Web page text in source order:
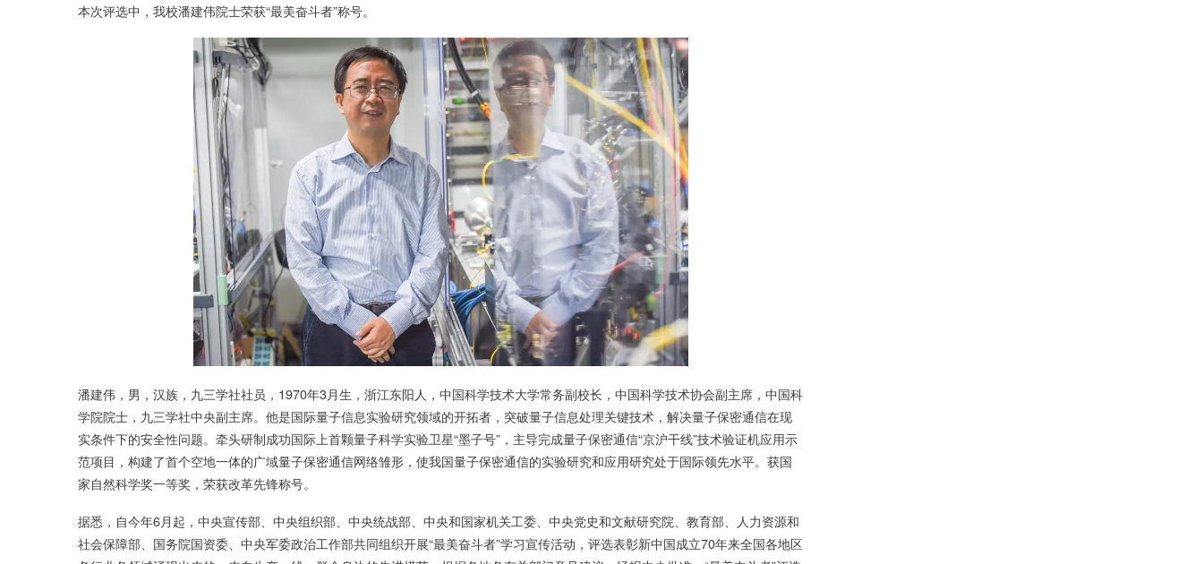
本次评选中，我校潘建伟院士荣获“最美奋斗者”称号。
潘建伟，男，汉族，九三学社社员， 1970年3月生，浙江东阳人，中国科学技术大学常务副校长，中国科学技术协会副主席，中国科
学院院士，九三学社中央副主席。他是国际量子信息实验研究领域的开拓者，突破量子信息处理关键技术，解决量子保密通信在现
实条件下的安全性问题。牵头研制成功国际上首颗量子科学实验卫星“墨子号”，主导完成量子保密通信“京沪干线”技术验证机应用示
范项目，构建了首个空地一体的广域量子保密通信网络雏形，使我国量子保密通信的实验研究和应用研究处于国际领先水平。获国
家自然科学奖一等奖，荣获改革先锋称号。
据悉，自今年6月起，中央宣传部、中央组织部、中央统战部、中央和国家机关工委、中央党史和文献研究院、教育部、人力资源和
社会保障部、国务院国资委、中央军委政治工作部共同组织开展“最美奋斗者”学习宣传活动，评选表彰新中国成立70年来全国各地区